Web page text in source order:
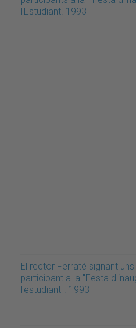
l'Estudiant. 1993
El rector Ferraté signant
participant a la "Festa
l'estudiant". 1993